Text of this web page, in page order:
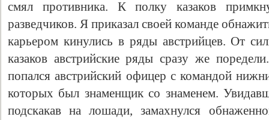
смял противника. К полку казаков
разведчиков. Я приказал своей команде
карьером кинулись в ряды австрийцев. От
казаков австрийские ряды сразу же
попался австрийский офицер с командой
которых был знаменщик со знаменем.
подскакав на лошади, замахнулся